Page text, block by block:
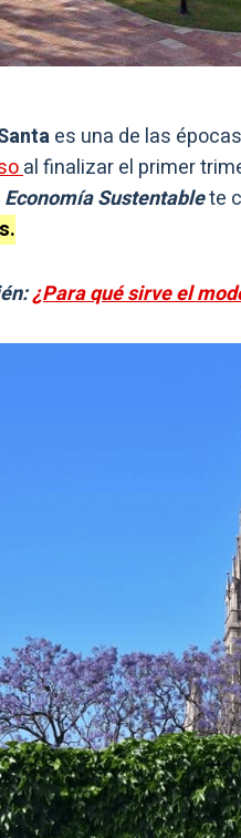
es una de las
al finalizar el primer
Economía Sustentablete
¿Para qué sirve el